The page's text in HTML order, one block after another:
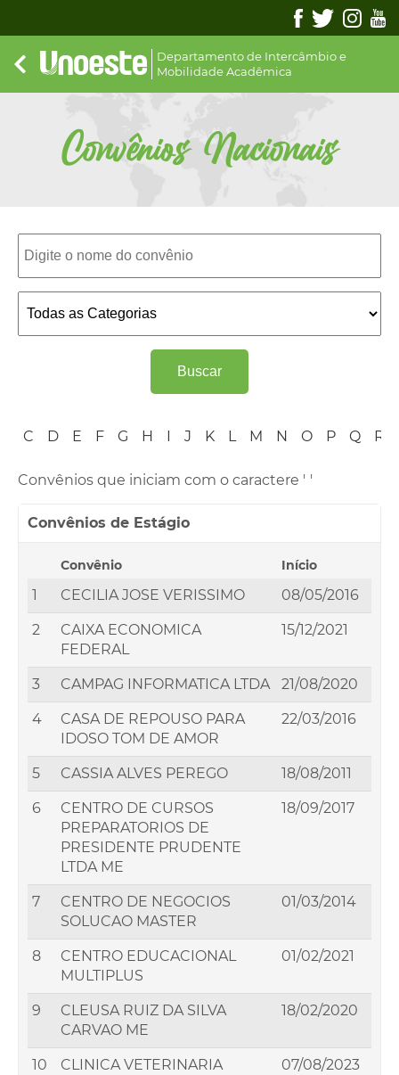
Departamento de Intercâmbio e
Mobilidade Acadêmica
Convênios Nacionais
Buscar
C D E F G H I J K L M N O P Q R
Convênios que iniciam com o caractere ' '
Convênios de Estágio
Convênio Início
1 CECILIA JOSE VERISSIMO 08/05/2016
2
CAIXA ECONOMICA
FEDERAL
15/12/2021
3 CAMPAG INFORMATICA LTDA 21/08/2020
4
CASA DE REPOUSO PARA
IDOSO TOM DE AMOR
22/03/2016
5 CASSIA ALVES PEREGO 18/08/2011
6
CENTRO DE CURSOS
PREPARATORIOS DE
PRESIDENTE PRUDENTE
LTDA ME
18/09/2017
7
CENTRO DE NEGOCIOS
SOLUCAO MASTER
01/03/2014
8
CENTRO EDUCACIONAL
MULTIPLUS
01/02/2021
9
CLEUSA RUIZ DA SILVA
CARVAO ME
18/02/2020
10
CLINICA VETERINARIA
07/08/2023